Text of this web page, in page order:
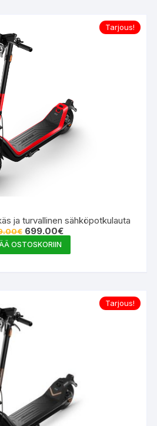
Tarjous!
ja turvallinen sähköpotkulauta
€ Alkuperäinen
hinta
oli:
799.00€.
699.00€Nykyinen
hinta
699.00€.
OSTOSKORIIN
Tarjous!